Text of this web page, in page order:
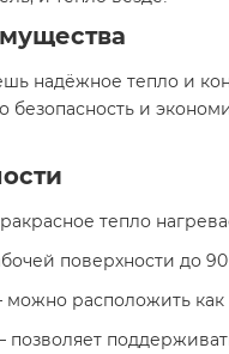
надёжное тепло и
и
тепло
поверхности до
расположить как
позволяет